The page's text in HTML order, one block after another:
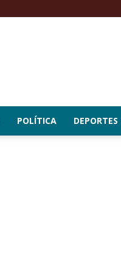
POLÍTICA DEPORTES